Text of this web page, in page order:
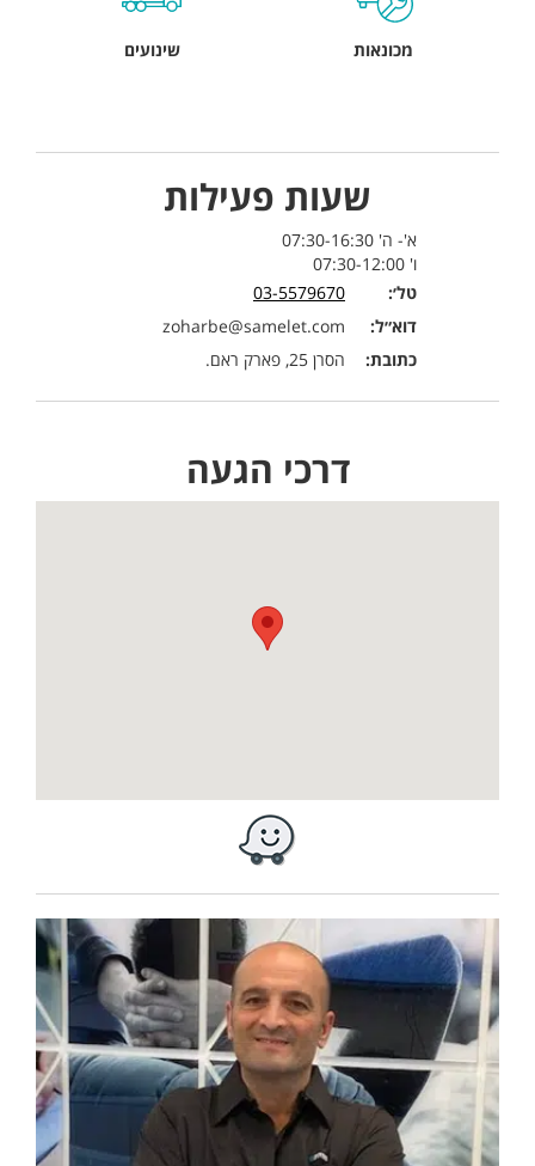
מכונאות שינועים
שעות פעילות
א'- ה' 07:30-16:30
ו' 07:30-12:00
טל׳:
03-5579670
דוא״ל:
zoharbe@samelet.com
כתובת:
הסרן 25, פארק ראם.
דרכי הגעה